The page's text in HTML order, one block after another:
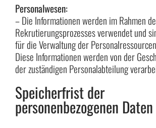
Personalwesen:
– Die Informationen werden im Rahmen
Rekrutierungsprozesses verwendet und
für die Verwaltung der
Diese Informationen werden von der
der zuständigen Personalabteilung
Speicherfrist der
personenbezogenen Daten